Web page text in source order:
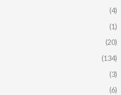
(4)
(1)
(20)
(134)
(3)
(6)